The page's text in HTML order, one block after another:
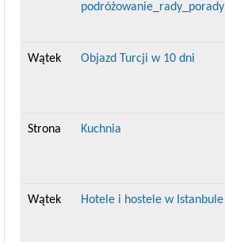
podróżowanie_rady_porady
Wątek Objazd Turcji w 10 dni
Strona Kuchnia
Wątek Hotele i hostele w Istanbule